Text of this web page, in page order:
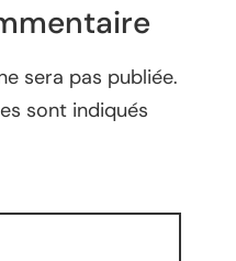
sera pas publiée.
sont indiqués